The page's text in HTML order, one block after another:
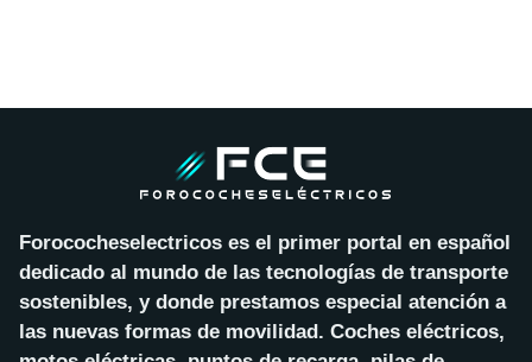
Forococheselectricos es el primer portal en español
dedicado al mundo de las tecnologías de transporte
sostenibles, y donde prestamos especial atención a
las nuevas formas de movilidad. Coches eléctricos,